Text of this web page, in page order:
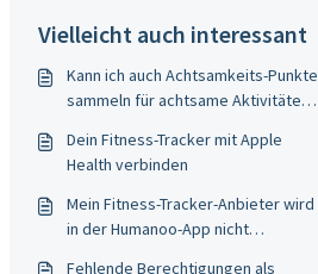
Vielleicht auch interessant
​Kann ich auch Achtsamkeits-Punkte
sammeln für achtsame Aktivitäten
Dein Fitness-Tracker mit Apple
Health verbinden
Mein Fitness-Tracker-Anbieter wird
in der Humanoo-App nicht
Fehlende Berechtigungen als